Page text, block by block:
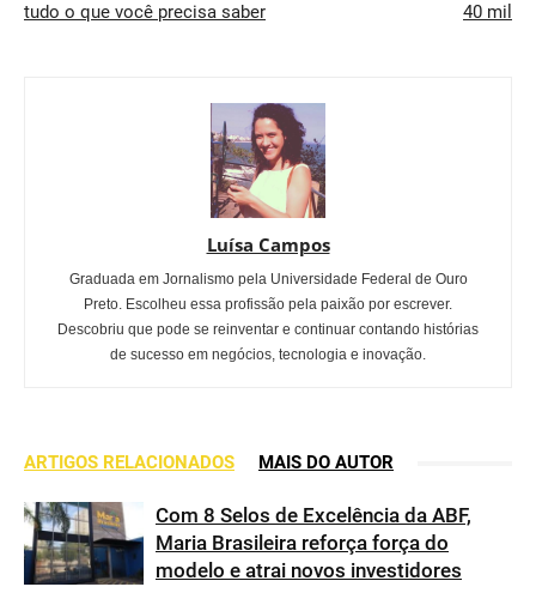
tudo o que você precisa saber 40 mil
Luísa Campos
Graduada em Jornalismo pela Universidade Federal de Ouro
Preto. Escolheu essa profissão pela paixão por escrever.
Descobriu que pode se reinventar e continuar contando histórias
de sucesso em negócios, tecnologia e inovação.
ARTIGOS RELACIONADOS MAIS DO AUTOR
Com 8 Selos de Excelência da ABF,
Maria Brasileira reforça força do
modelo e atrai novos investidores